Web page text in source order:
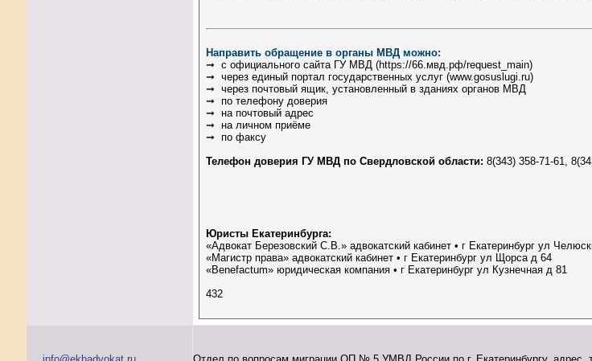
Направить обращение в органы МВД можно:
➞ с официального сайта ГУ МВД (https://66.мвд.рф/request_main)
➞ через единый портал государственных услуг (www.gosuslugi.ru)
➞ через почтовый ящик, установленный в зданиях органов МВД
➞ по телефону доверия
➞ на почтовый адрес
➞ на личном приёме
➞ по факсу
Телефон доверия ГУ МВД по Свердловской области: 8(343) 358-71-61,
Юристы Екатеринбурга:
«Адвокат Березовский С.В.» адвокатский кабинет • г Екатеринбург ул
«Магистр права» адвокатский кабинет • г Екатеринбург ул Щорса д 64
«Benefactum» юридическая компания • г Екатеринбург ул Кузнечная д 81
432